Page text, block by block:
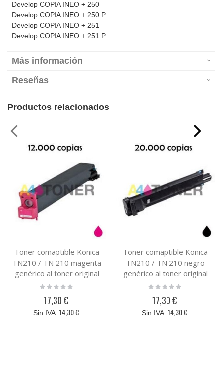
Develop COPIA INEO + 250
Develop COPIA INEO + 250 P
Develop COPIA INEO + 251
Develop COPIA INEO + 251 P
Más información
Reseñas
Productos relacionados
Toner comaptible Konica
TN210 / TN 210 magenta
genérico al toner original
konica Minolta 8938-511
Rating:
17,30 €
14,30 €
Toner comaptible Konica
TN210 / TN 210 negro
genérico al toner original
konica Minolta 8938-509
Rating:
17,30 €
14,30 €